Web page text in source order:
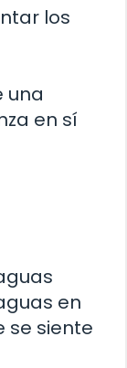
los
una
en sí
en
se siente